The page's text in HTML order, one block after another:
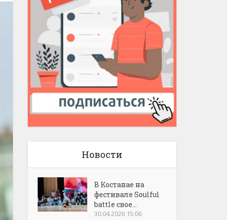
Новости
В Костанае на
фестивале Soulful
battle свое...
30.04.2026 15:06